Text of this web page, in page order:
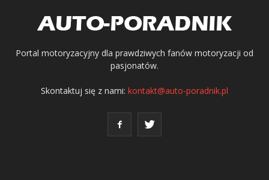
Portal motoryzacyjny dla prawdziwych fanów motoryzacji od
pasjonatów.
Skontaktuj się z nami: kontakt@auto-poradnik.pl